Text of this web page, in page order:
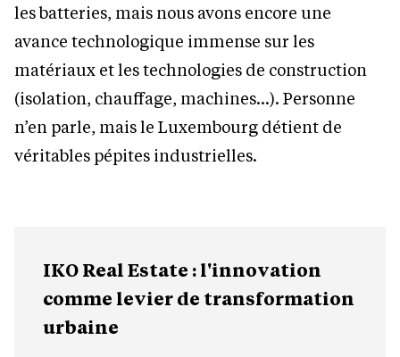
les batteries, mais nous avons encore une
avance technologique immense sur les
matériaux et les technologies de construction
(isolation, chauffage, machines…). Personne
n’en parle, mais le Luxembourg détient de
véritables pépites industrielles.
IKO Real Estate : l'innovation
comme levier de transformation
urbaine